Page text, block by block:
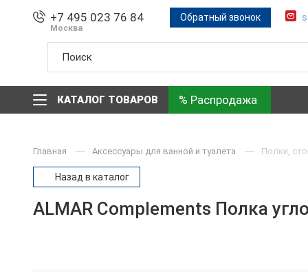
+7 495 023 76 84
Москва
Обратный звонок
КАТАЛОГ ТОВАРОВ % Распродажа
Главная Аксессуары для ванной и туалета Полки,
Назад в каталог
ALMAR Complements Полка